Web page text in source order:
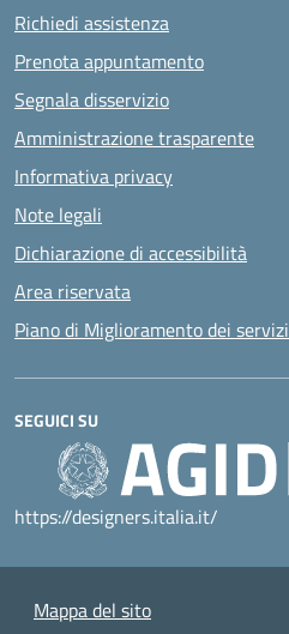
Richiedi assistenza
Prenota appuntamento
Segnala disservizio
Amministrazione trasparente
Informativa privacy
Note legali
Dichiarazione di accessibilità
Area riservata
Piano di Miglioramento dei servizi
SEGUICI SU
https://designers.italia.it/
Mappa del sito